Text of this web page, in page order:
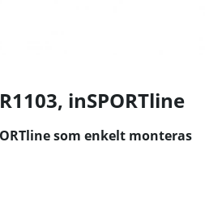
, inSPORTline
som enkelt monteras